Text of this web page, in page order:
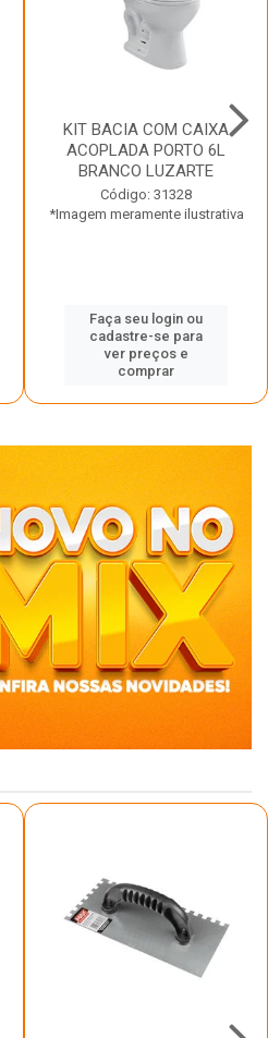
KIT BACIA COM CAIXA
ACOPLADA PORTO 6L
BRANCO LUZARTE
Código: 31328
*Imagem meramente ilustrativa
Faça seu login ou
cadastre-se para
ver preços e
comprar